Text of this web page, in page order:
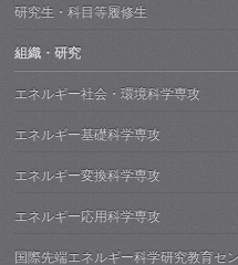
研究生・科目等履修生
組織・研究
エネルギー社会・環境科学専攻
エネルギー基礎科学専攻
エネルギー変換科学専攻
エネルギー応用科学専攻
国際先端エネルギー科学研究教育セ